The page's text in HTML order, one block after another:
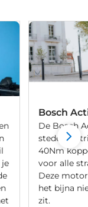
Bosch
De Bosch
stedelijke
40Nm
voor alle
Deze
het bijna
zit.